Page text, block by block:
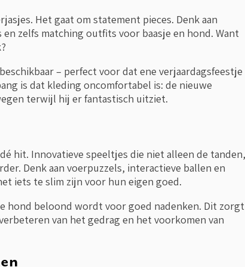
Het gaat om statement pieces. Denk aan
zelfs matching outfits voor baasje en hond. Want
– perfect voor dat ene verjaardagsfeestje
is dat kleding oncomfortabel is: de nieuwe
terwijl hij er fantastisch uitziet.
hit. Innovatieve speeltjes die niet alleen de tanden,
Denk aan voerpuzzels, interactieve ballen en
iets te slim zijn voor hun eigen goed.
hond beloond wordt voor goed nadenken. Dit zorgt
van het gedrag en het voorkomen van